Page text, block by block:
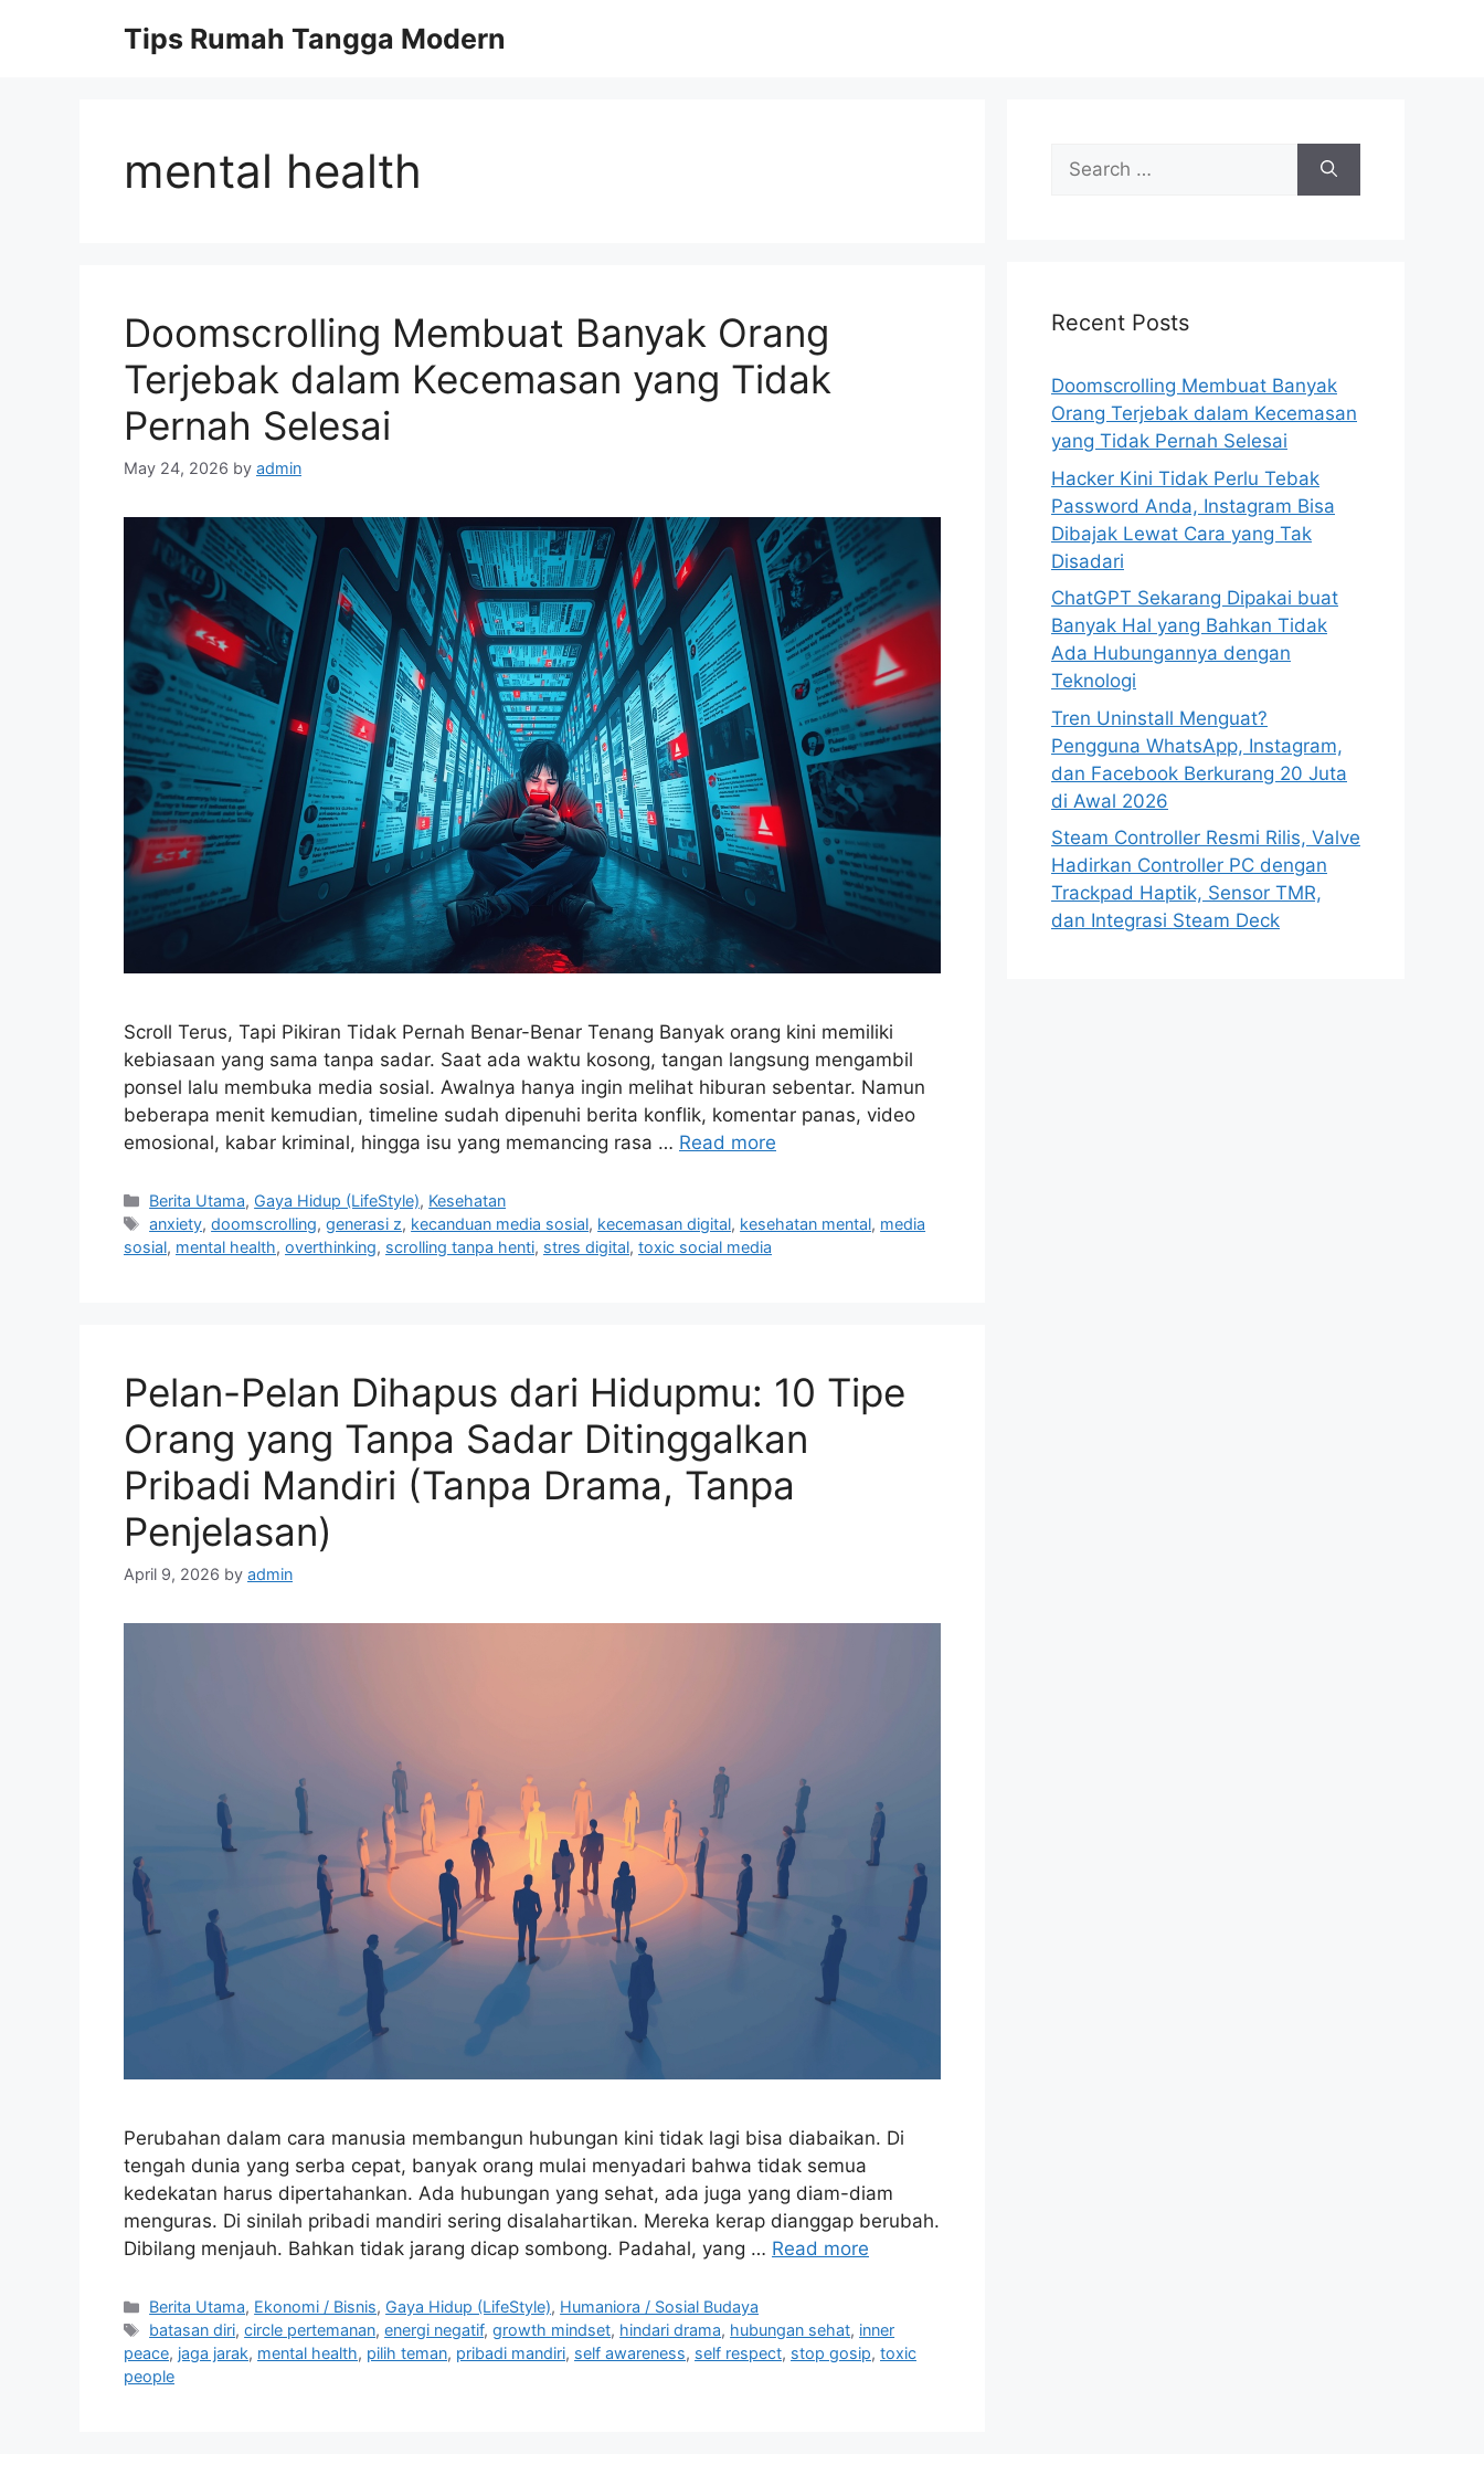
Tips Rumah Tangga Modern
mental health
Doomscrolling Membuat Banyak Orang
Terjebak dalam Kecemasan yang Tidak
Pernah Selesai
May 24, 2026 by admin
Scroll Terus, Tapi Pikiran Tidak Pernah Benar-Benar Tenang Banyak orang kini memiliki
kebiasaan yang sama tanpa sadar. Saat ada waktu kosong, tangan langsung mengambil
ponsel lalu membuka media sosial. Awalnya hanya ingin melihat hiburan sebentar. Namun
beberapa menit kemudian, timeline sudah dipenuhi berita konflik, komentar panas, video
emosional, kabar kriminal, hingga isu yang memancing rasa … Read more
C
a
t
e
s
Berita Utama, Gaya Hidup (LifeStyle), Kesehatan
T
a
anxiety,doomscrolling,generasi z, kecanduan media sosial, kecemasan digital, kesehatan mental, media
sosial, mental health, overthinking, scrolling tanpa henti, stres digital, toxic social media
Pelan-Pelan Dihapus dari Hidupmu: 10 Tipe
Orang yang Tanpa Sadar Ditinggalkan
Pribadi Mandiri (Tanpa Drama, Tanpa
Penjelasan)
April 9, 2026 by admin
Perubahan dalam cara manusia membangun hubungan kini tidak lagi bisa diabaikan. Di
tengah dunia yang serba cepat, banyak orang mulai menyadari bahwa tidak semua
kedekatan harus dipertahankan. Ada hubungan yang sehat, ada juga yang diam-diam
menguras. Di sinilah pribadi mandiri sering disalahartikan. Mereka kerap dianggap berubah.
Dibilang menjauh. Bahkan tidak jarang dicap sombong. Padahal, yang … Read more
C
a
t
e
Berita Utama, Ekonomi / Bisnis, Gaya Hidup (LifeStyle), Humaniora / Sosial Budaya
T
a
g
batasan diri,circle pertemanan,energi negatif,growth mindset, hindari drama, hubungan sehat, inner
peace, jaga jarak, mental health, pilih teman, pribadi mandiri, self awareness, self respect, stop gosip, toxic
people
f
r
:
Recent Posts
Doomscrolling Membuat Banyak
Orang Terjebak dalam Kecemasan
yang Tidak Pernah Selesai
Hacker Kini Tidak Perlu Tebak
Password Anda, Instagram Bisa
Dibajak Lewat Cara yang Tak
Disadari
ChatGPT Sekarang Dipakai buat
Banyak Hal yang Bahkan Tidak
Ada Hubungannya dengan
Teknologi
Tren Uninstall Menguat?
Pengguna WhatsApp, Instagram,
dan Facebook Berkurang 20 Juta
di Awal 2026
Steam Controller Resmi Rilis, Valve
Hadirkan Controller PC dengan
Trackpad Haptik, Sensor TMR,
dan Integrasi Steam Deck